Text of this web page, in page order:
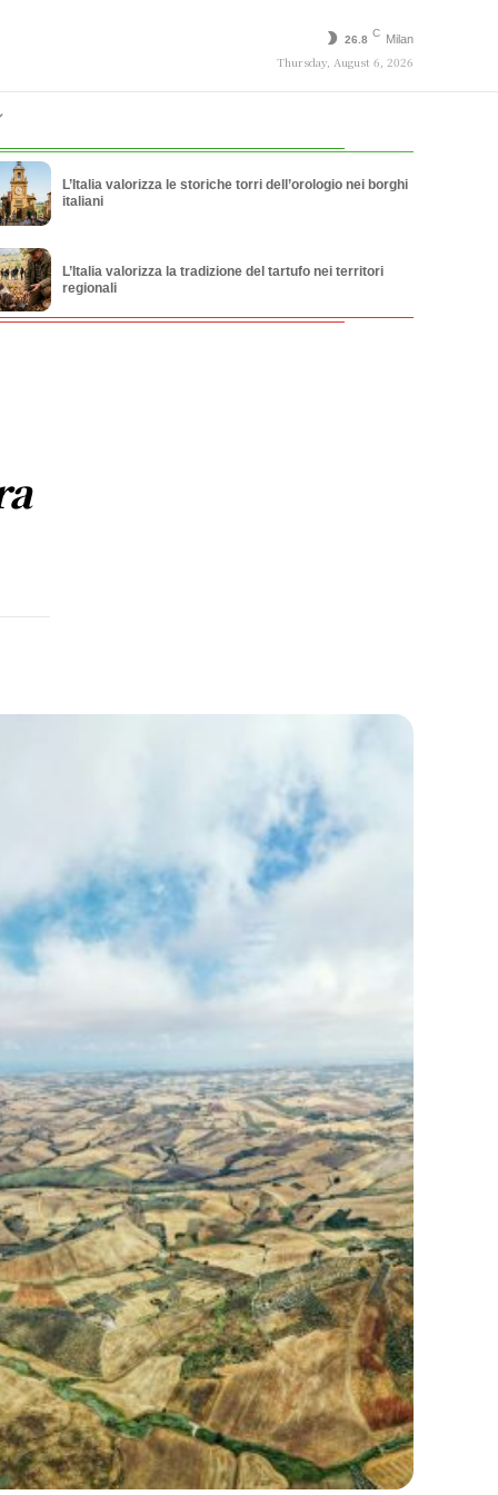
26.8
C Milan
Thursday, August 6, 2026
L’Italia valorizza le storiche torri dell’orologio nei borghi
italiani
L’Italia valorizza la tradizione del tartufo nei territori
regionali